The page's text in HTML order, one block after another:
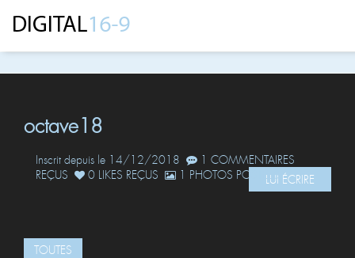
octave18
Inscrit depuis le 14/12/2018
1 COMMENTAIRES
REÇUS
0 LIKES REÇUS 1 PHOTOS POSTÉESLUI ÉCRIRE
TOUTES